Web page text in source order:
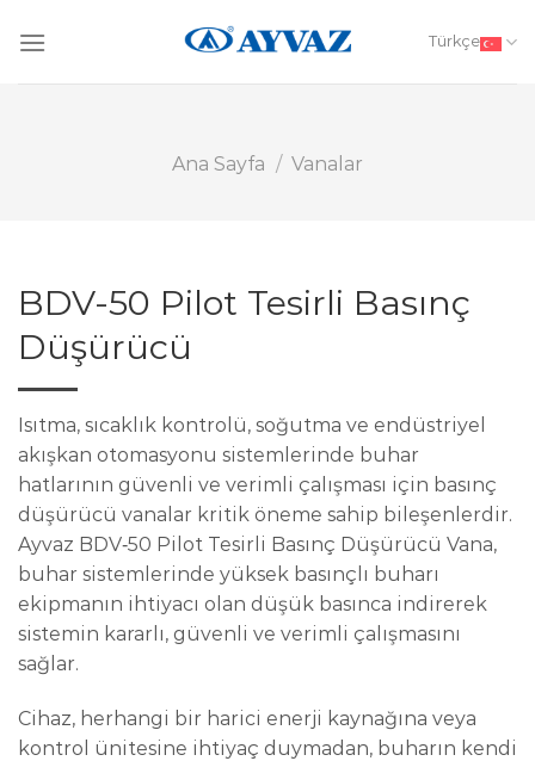
Türkçe
Ana Sayfa / Vanalar
BDV-50 Pilot Tesirli Basınç
Düşürücü
Isıtma, sıcaklık kontrolü, soğutma ve endüstriyel
akışkan otomasyonu sistemlerinde buhar
hatlarının güvenli ve verimli çalışması için basınç
düşürücü vanalar kritik öneme sahip bileşenlerdir.
Ayvaz BDV‑50 Pilot Tesirli Basınç Düşürücü Vana,
buhar sistemlerinde yüksek basınçlı buharı
ekipmanın ihtiyacı olan düşük basınca indirerek
sistemin kararlı, güvenli ve verimli çalışmasını
sağlar.
Cihaz, herhangi bir harici enerji kaynağına veya
kontrol ünitesine ihtiyaç duymadan, buharın kendi